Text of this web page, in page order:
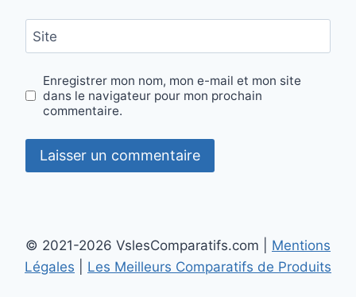
Site
Enregistrer mon nom, mon e-mail et mon site
dans le navigateur pour mon prochain
commentaire.
© 2021-2026 VslesComparatifs.com | Mentions
Légales
Les Meilleurs Comparatifs de Produits